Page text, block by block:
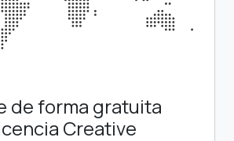
de forma gratuita
Creative